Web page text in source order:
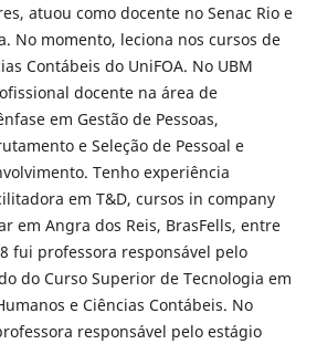
atuou como docente no Senac Rio e
No momento, leciona nos cursos de
Contábeis do UniFOA. No UBM
docente na área de
em Gestão de Pessoas,
e Seleção de Pessoal e
Tenho experiência
em T&D, cursos in company
em Angra dos Reis, BrasFells, entre
fui professora responsável pelo
do Curso Superior de Tecnologia em
e Ciências Contábeis. No
responsável pelo estágio